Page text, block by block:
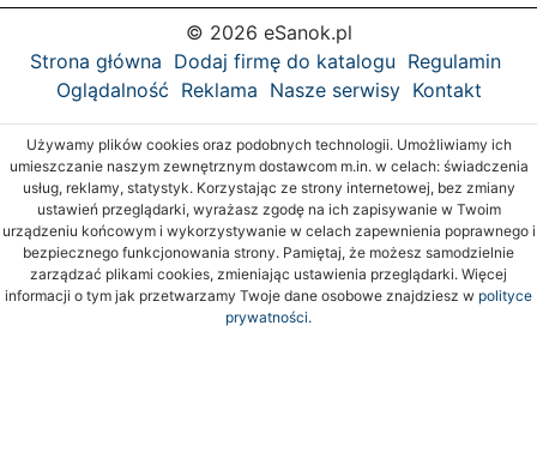
© 2026 eSanok.pl
Strona główna Dodaj firmę do katalogu Regulamin
Oglądalność Reklama Nasze serwisy Kontakt
Używamy plików cookies oraz podobnych technologii. Umożliwiamy ich
umieszczanie naszym zewnętrznym dostawcom m.in. w celach: świadczenia
usług, reklamy, statystyk. Korzystając ze strony internetowej, bez zmiany
ustawień przeglądarki, wyrażasz zgodę na ich zapisywanie w Twoim
urządzeniu końcowym i wykorzystywanie w celach zapewnienia poprawnego i
bezpiecznego funkcjonowania strony. Pamiętaj, że możesz samodzielnie
zarządzać plikami cookies, zmieniając ustawienia przeglądarki. Więcej
informacji o tym jak przetwarzamy Twoje dane osobowe znajdziesz w polityce
prywatności.